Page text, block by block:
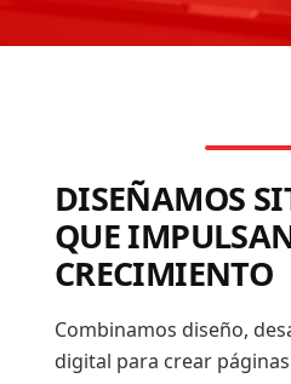
DISEÑAMOS
QUE
CRECIMIENTO
Combinamos diseño,
digital para crear